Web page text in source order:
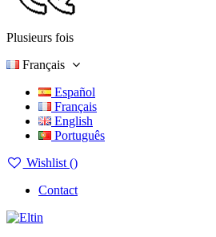
Plusieurs fois
Français
Español
Français
English
Português
Wishlist ()
Contact